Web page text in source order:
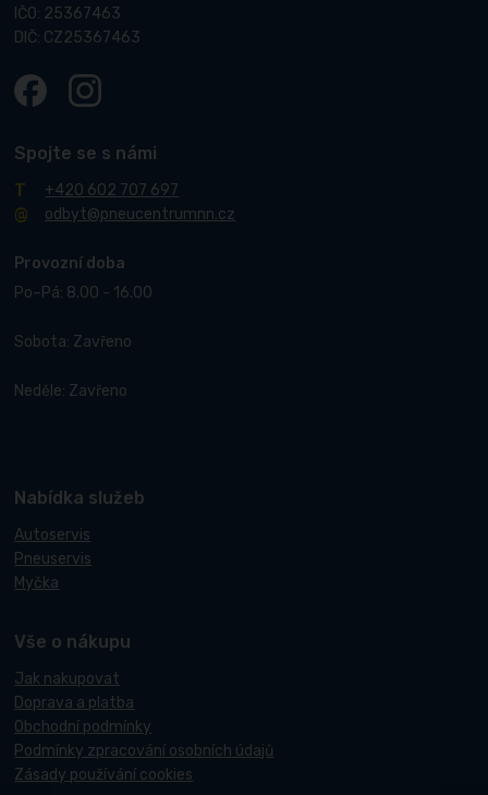
IČO: 25367463
DIČ: CZ25367463
Spojte se s námi
+420 602 707 697
odbyt@pneucentrumnn.cz
Provozní doba
Po–Pá: 8.00 - 16.00
Sobota: Zavřeno
Neděle: Zavřeno
Nabídka služeb
Autoservis
Pneuservis
Myčka
Vše o nákupu
Jak nakupovat
Doprava a platba
Obchodní podmínky
Podmínky zpracování osobních údajů
Zásady používání cookies